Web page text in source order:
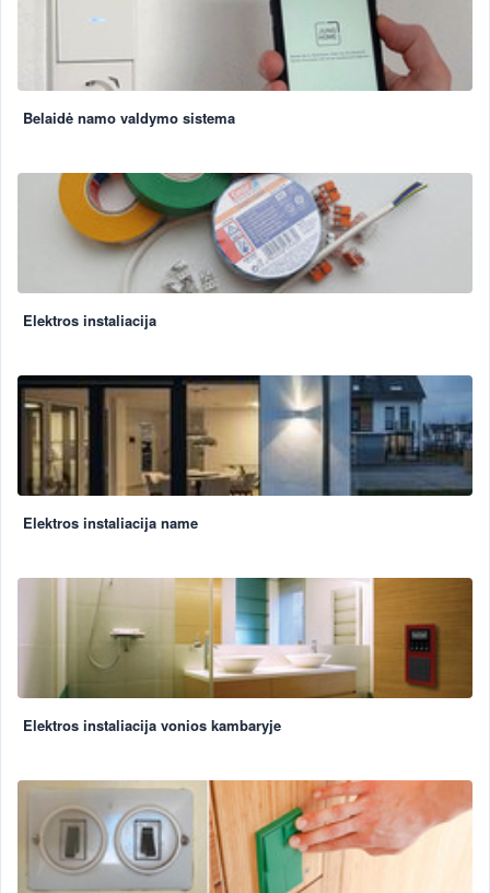
Belaidė namo valdymo sistema
Elektros instaliacija
Elektros instaliacija name
Elektros instaliacija vonios kambaryje